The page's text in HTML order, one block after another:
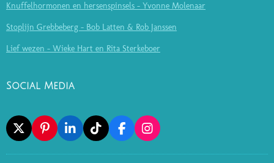
Knuffelhormonen en hersenspinsels - Yvonne Molenaar
Stoplijn Grebbeberg - Bob Latten & Rob Janssen
Lief wezen - Wieke Hart en Rita Sterkeboer
Social Media
X
P
I
N
L
I
N
T
I
K
F
A
C
I
N
S